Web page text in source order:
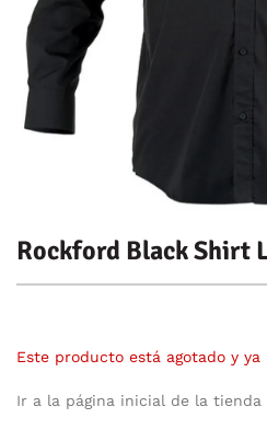
Rockford Black Shirt
Este producto está agotado y
Ir a la página inicial de la tienda